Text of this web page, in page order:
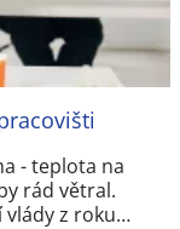
- teplota na
rád větral.
vlády z roku…